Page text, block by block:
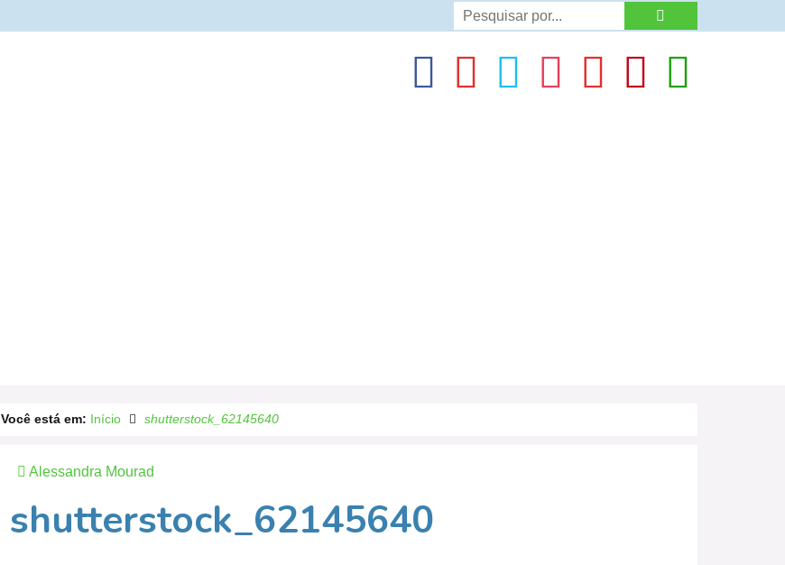
Você está em: Início shutterstock_62145640
Alessandra Mourad
shutterstock_62145640